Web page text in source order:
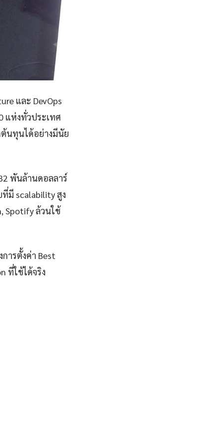
และ DevOps
แห่งทั่วประเทศ
ต้นทุนได้อย่างมีนัย
พันล้านดอลลาร์
ที่มี scalability สูง
Spotify ล้วนใช้
ารตั้งค่า Best
ที่ใช้ได้จริง